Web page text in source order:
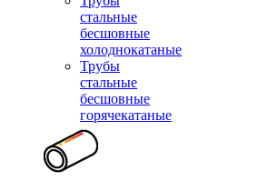
стальные
бесшовные
холоднокатаные
Трубы
стальные
бесшовные
горячекатаные